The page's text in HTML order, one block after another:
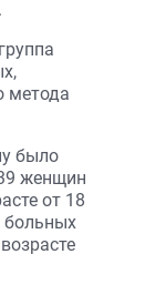
метода
было
женщин
от 18
больных